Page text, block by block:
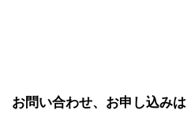
お問い合わせ、お申し込みは